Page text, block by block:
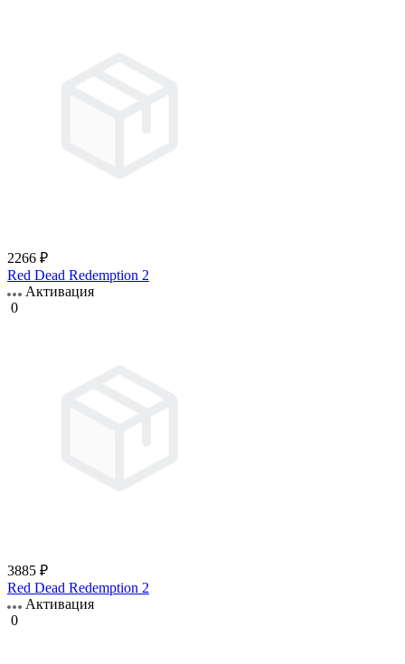
2266 ₽
Red Dead Redemption 2
Активация
0
3885 ₽
Red Dead Redemption 2
Активация
0